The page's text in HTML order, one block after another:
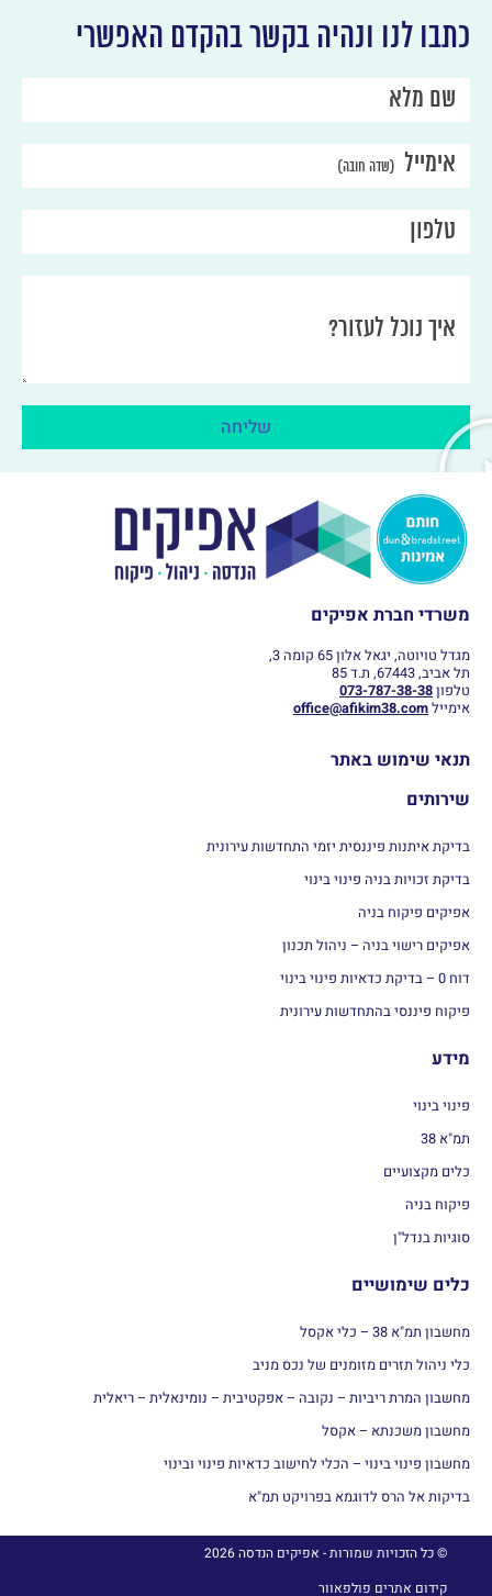
כתבו לנו ונהיה בקשר בהקדם האפשרי
שם מלא
אימייל
טלפון
איך נוכל לעזור?
שליחה
משרדי חברת אפיקים
מגדל טויוטה, יגאל אלון 65 קומה 3,
תל אביב, 67443, ת.ד 85
טלפון073-787-38-38
אימיילoffice@afikim38.com
תנאי שימוש באתר
שירותים
בדיקת איתנות פיננסית יזמי התחדשות עירונית
בדיקת זכויות בניה פינוי בינוי
אפיקים פיקוח בניה
אפיקים רישוי בניה – ניהול תכנון
דוח 0 – בדיקת כדאיות פינוי בינוי
פיקוח פיננסי בהתחדשות עירונית
מידע
פינוי בינוי
תמ"א 38
כלים מקצועיים
פיקוח בניה
סוגיות בנדל"ן
כלים שימושיים
מחשבון תמ"א 38 – כלי אקסל
כלי ניהול תזרים מזומנים של נכס מניב
מחשבון המרת ריביות – נקובה – אפקטיבית – נומינאלית – ריאלית
מחשבון משכנתא – אקסל
מחשבון פינוי בינוי – הכלי לחישוב כדאיות פינוי ובינוי
בדיקות אל הרס לדוגמא בפרויקט תמ"א
© כל הזכויות שמורות - אפיקים הנדסה 2026
קידום אתרים פולפאוור